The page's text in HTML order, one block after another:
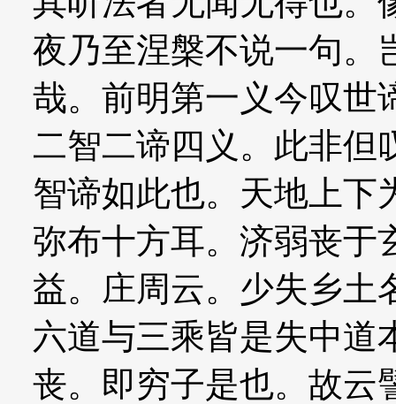
夜乃至涅槃不说一句。
哉。前明第一义今叹世
二智二谛四义。此非但
智谛如此也。天地上下
弥布十方耳。济弱丧于
益。庄周云。少失乡土
六道与三乘皆是失中道
丧。即穷子是也。故云